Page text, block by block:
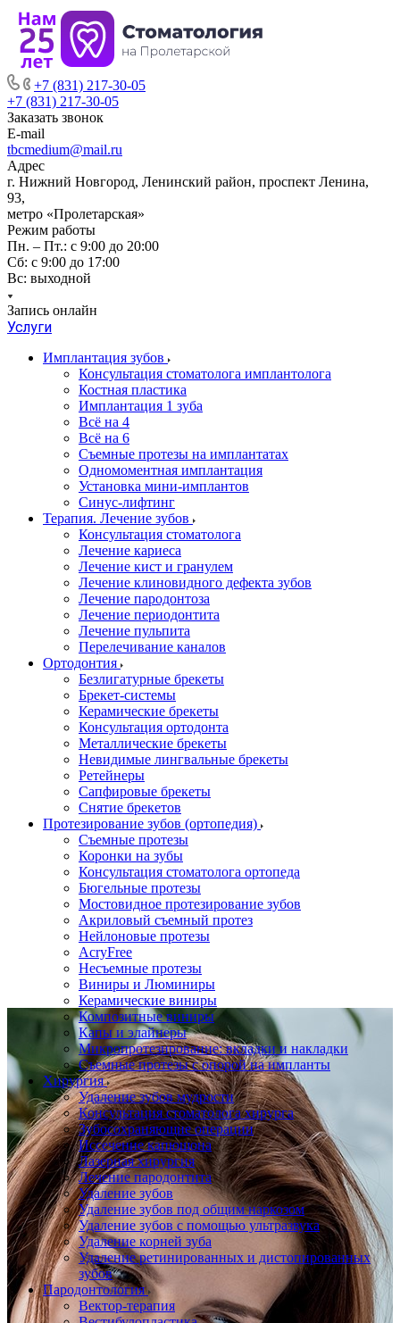
+7 (831) 217-30-05
+7 (831) 217-30-05
Заказать звонок
E-mail
tbcmedium@mail.ru
Адрес
г. Нижний Новгород, Ленинский район, проспект Ленина,
93,
метро «Пролетарская»
Режим работы
Пн. – Пт.: с 9:00 до 20:00
Cб: с 9:00 до 17:00
Вс: выходной
Запись онлайн
Услуги
Имплантация зубов
Консультация стоматолога имплантолога
Костная пластика
Имплантация 1 зуба
Всё на 4
Всё на 6
Съемные протезы на имплантатах
Одномоментная имплантация
Установка мини-имплантов
Синус-лифтинг
Терапия. Лечение зубов
Консультация стоматолога
Лечение кариеса
Лечение кист и гранулем
Лечение клиновидного дефекта зубов
Лечение пародонтоза
Лечение периодонтита
Лечение пульпита
Перелечивание каналов
Ортодонтия
Безлигатурные брекеты
Брекет-системы
Керамические брекеты
Консультация ортодонта
Металлические брекеты
Невидимые лингвальные брекеты
Ретейнеры
Сапфировые брекеты
Снятие брекетов
Протезирование зубов (ортопедия)
Съемные протезы
Коронки на зубы
Консультация стоматолога ортопеда
Бюгельные протезы
Мостовидное протезирование зубов
Акриловый съемный протез
Нейлоновые протезы
AcryFree
Несъемные протезы
Виниры и Люминиры
Керамические виниры
Композитные виниры
Капы и элайнеры
Микропротезирование: вкладки и накладки
Съемные протезы с опорой на импланты
Хирургия
Удаление зубов мудрости
Консультация стоматолога хирурга
Зубосохраняющие операции
Иссечение капюшона
Лазерная хирургия
Лечение пародонтита
Удаление зубов
Удаление зубов под общим наркозом
Удаление зубов с помощью ультразвука
Удаление корней зуба
Удаление ретинированных и дистопированных
зубов
Пародонтология
Вектор-терапия